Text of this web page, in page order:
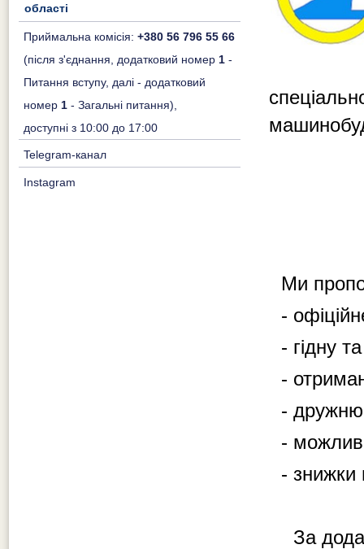
області
Приймальна комісія: +380 56 796 55 66
(після з'єднання, додатковий номер 1 -
Питання вступу, далі - додатковий
номер 1 - Загальні питання),
доступні з 10:00 до 17:00
Telegram-канал
Instagram
Ми
-
- гідну
-
- дружню
-
- знижки
За